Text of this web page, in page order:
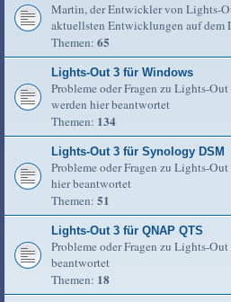
Martin, der Entwickler von Lights-
aktuellsten Entwicklungen auf dem
Themen: 65
Lights-Out 3 für Windows
Probleme oder Fragen zu Lights-
werden hier beantwortet
Themen: 134
Lights-Out 3 für Synology DSM
Probleme oder Fragen zu Lights-
hier beantwortet
Themen: 51
Lights-Out 3 für QNAP QTS
Probleme oder Fragen zu Lights-
beantwortet
Themen: 18